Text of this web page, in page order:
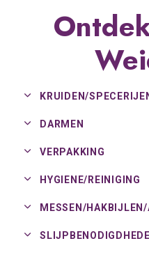
KRUIDEN/
DARMEN
VERPAKKING
HYGIENE/ REINIGING
MESSEN/HAKBIJLEN/